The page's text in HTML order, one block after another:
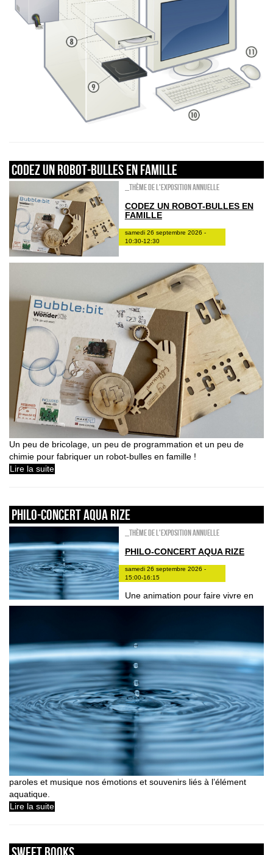
Codez un robot-bulles en famille
_Thème de l'exposition annuelle
CODEZ UN ROBOT-BULLES EN
FAMILLE
samedi 26 septembre 2026 -
10:30-12:30
Un peu de bricolage, un peu de programmation et un peu de
chimie pour fabriquer un robot-bulles en famille !
Lire la suite
Philo-concert Aqua Rize
_Thème de l'exposition annuelle
PHILO-CONCERT AQUA RIZE
samedi 26 septembre 2026 -
15:00-16:15
Une animation pour faire vivre en
paroles et musique nos émotions et souvenirs liés à l’élément
aquatique.
Lire la suite